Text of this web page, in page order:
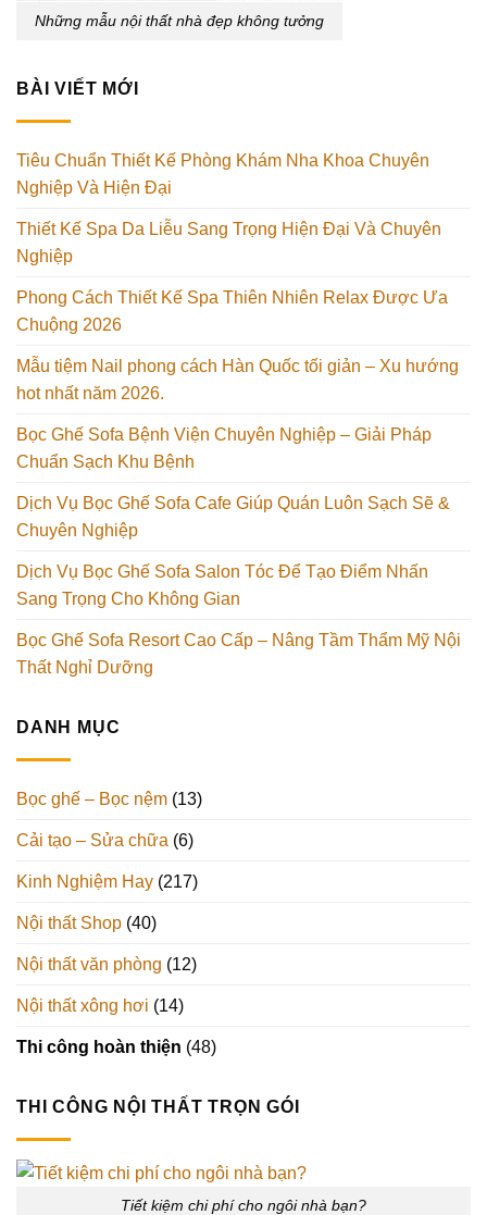
Những mẫu nội thất nhà đẹp không tưởng
BÀI VIẾT MỚI
Tiêu Chuẩn Thiết Kế Phòng Khám Nha Khoa Chuyên
Nghiệp Và Hiện Đại
Thiết Kế Spa Da Liễu Sang Trọng Hiện Đại Và Chuyên
Nghiệp
Phong Cách Thiết Kế Spa Thiên Nhiên Relax Được Ưa
Chuộng 2026
Mẫu tiệm Nail phong cách Hàn Quốc tối giản – Xu hướng
hot nhất năm 2026.
Bọc Ghế Sofa Bệnh Viện Chuyên Nghiệp – Giải Pháp
Chuẩn Sạch Khu Bệnh
Dịch Vụ Bọc Ghế Sofa Cafe Giúp Quán Luôn Sạch Sẽ &
Chuyên Nghiệp
Dịch Vụ Bọc Ghế Sofa Salon Tóc Để Tạo Điểm Nhấn
Sang Trọng Cho Không Gian
Bọc Ghế Sofa Resort Cao Cấp – Nâng Tầm Thẩm Mỹ Nội
Thất Nghỉ Dưỡng
DANH MỤC
Bọc ghế – Bọc nệm (13)
Cải tạo – Sửa chữa (6)
Kinh Nghiệm Hay (217)
Nội thất Shop (40)
Nội thất văn phòng (12)
Nội thất xông hơi (14)
Thi công hoàn thiện (48)
THI CÔNG NỘI THẤT TRỌN GÓI
Tiết kiệm chi phí cho ngôi nhà bạn?